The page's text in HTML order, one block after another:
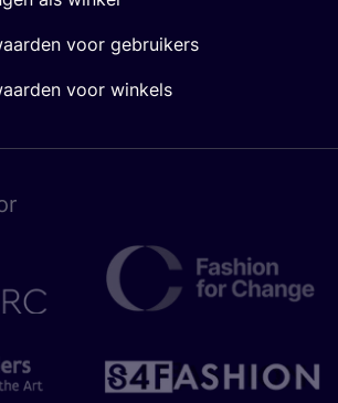
voor gebruikers
voor winkels